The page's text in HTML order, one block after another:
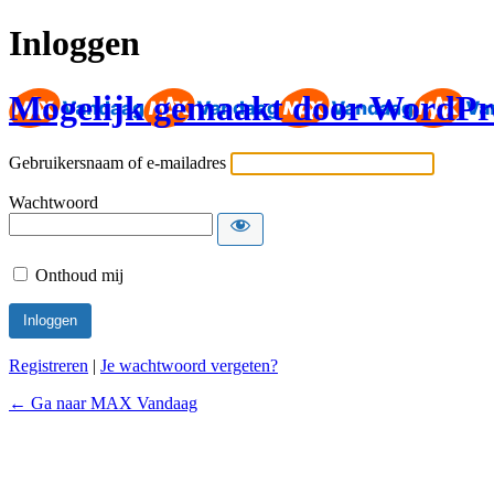
Inloggen
Mogelijk gemaakt door
Gebruikersnaam of e-mailadres
Wachtwoord
Onthoud mij
Registreren | Je wachtwoord vergeten?
← Ga naar MAX Vandaag